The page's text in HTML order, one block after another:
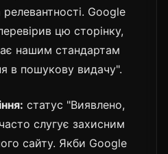
Google
цю сторінку,
нашим стандартам
в пошукову видачу".
статус "Виявлено,
слугує захисним
сайту. Якби Google